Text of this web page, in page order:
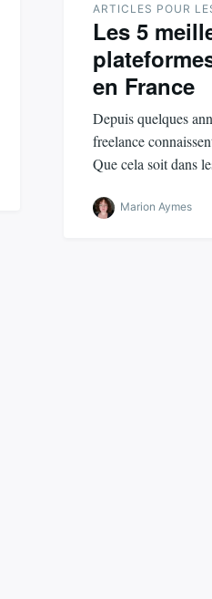
ARTICLES POUR
Les 5
en France
Depuis quelques
freelance
Que cela soit dans
Marion Aymes